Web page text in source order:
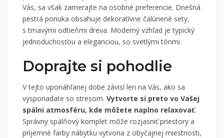
Vás, sa však zamerajte na osobné preferencie. Dnešná
pestrá ponuka obsahuje dekoratívne čalúnené sety,
s tmavými odtieňmi dreva. Moderný vzhľad je typický
jednoduchosťou a eleganciou, so svetlými tónmi.
Doprajte si pohodlie
V tejto uponáhľanej dobe závisí len na Vás, ako sa
vysporiadate so stresom. Vytvorte si preto vo Vašej
spálni atmosféru, kde môžete naplno relaxovať.
Správny spálňový komplet môže rozjasniť priestory a
príjemné farby nábytku vytvoria z obyčajnej miestnosti,